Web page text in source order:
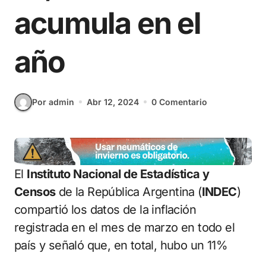
acumula en el
año
Por admin Abr 12, 2024 0 Comentario
El Instituto Nacional de Estadística y
Censosde la República Argentina (INDEC)
compartió los datos de la inflación
registrada en el mes de marzo en todo el
país y señaló que, en total, hubo un 11%